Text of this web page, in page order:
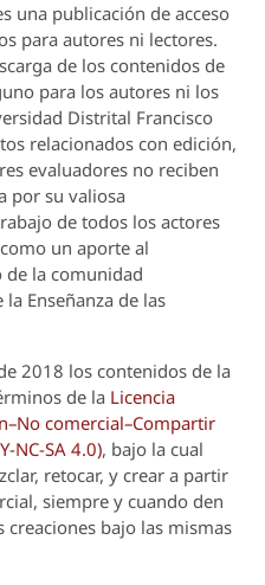
una publicación de acceso
para autores ni lectores.
de los contenidos de
para los autores ni los
Distrital Francisco
relacionados con edición,
evaluadores no reciben
por su valiosa
de todos los actores
un aporte al
la comunidad
Enseñanza de las
2018 los contenidos de la
de la Licencia
comercial–Compartir
NC-SA 4.0), bajo la cual
retocar, y crear a partir
siempre y cuando den
creaciones bajo las mismas